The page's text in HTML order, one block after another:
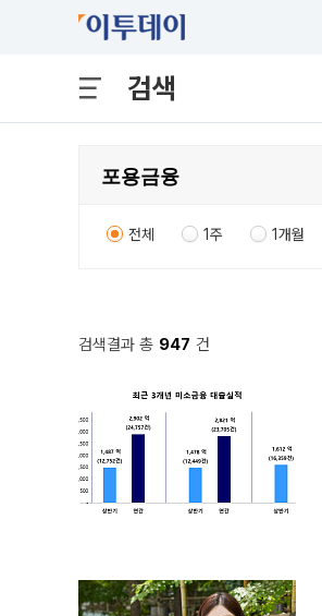
검색
전체 1주 1개월
검색결과 총 947 건